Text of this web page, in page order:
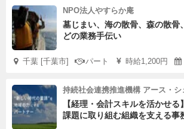
NPO法人やすらか庵
墓じまい、海の散骨、森の散骨
どの業務手伝い
千葉 [千葉市] パート 時給1,200円
持続社会連携推進機構 アース・シ
【経理・会計スキルを活かせ
課題に取り組む組織を支える事